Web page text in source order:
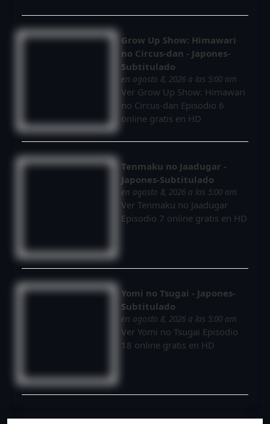
Grow Up Show: Himawari
no Circus-dan - Japones-
Subtitulado
en agosto 8, 2026 a las 5:00 am
Ver Grow Up Show: Himawari
no Circus-dan Episodio 6
online gratis en HD
Tenmaku no Jaadugar -
Japones-Subtitulado
en agosto 8, 2026 a las 5:00 am
Ver Tenmaku no Jaadugar
Episodio 7 online gratis en HD
Yomi no Tsugai - Japones-
Subtitulado
en agosto 8, 2026 a las 5:00 am
Ver Yomi no Tsugai Episodio
18 online gratis en HD